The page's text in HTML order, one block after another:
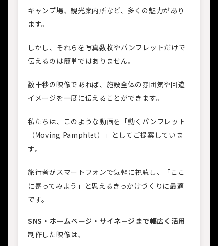
キャンプ場、観光案内所など、多くの魅力があり
ます。
しかし、それらを写真数枚やパンフレットだけで
伝えるのは簡単ではありません。
数十秒の映像であれば、施設全体の雰囲気や回遊
イメージを一度に伝えることができます。
私たちは、このような動画を「動くパンフレット
（Moving Pamphlet）」としてご提案していま
す。
旅行者がスマートフォンで気軽に視聴し、「ここ
に寄ってみよう」と思えるきっかけづくりに最適
です。
SNS・ホームページ・サイネージまで幅広く活用
制作した映像は、